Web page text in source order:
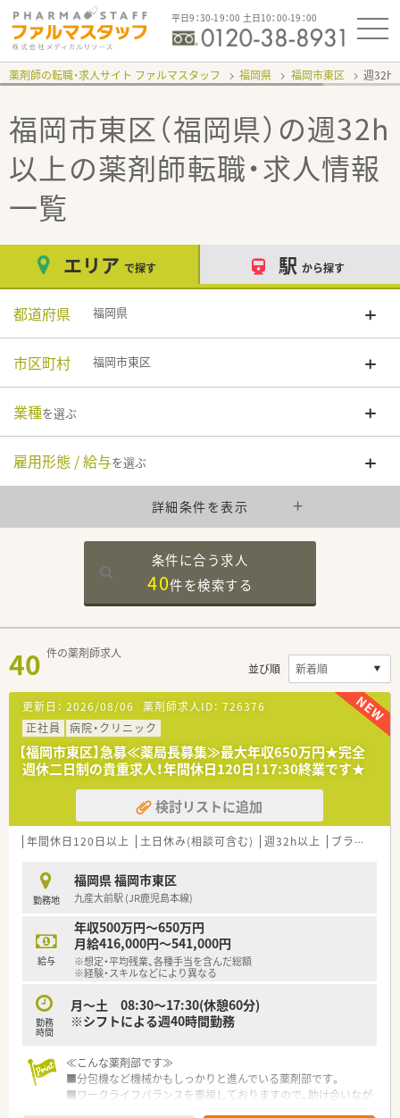
平日9：30-19：00 土日10：00-19：00
薬剤師の転職・求人サイト ファルマスタッフ 福岡県 福岡市東区 週32h
福岡市東区（福岡県）の週32h
以上の薬剤師転職・求人情報
一覧
エリア で探す 駅 から探す
都道府県 福岡県
市区町村 福岡市東区
業種を選ぶ
雇用形態 / 給与を選ぶ
詳細条件を表示
条件に合う求人
40件を検索する
40 件の薬剤師求人
並び順
更新日： 2026/08/06 薬剤師求人ID： 726376
正社員
病院・クリニック
【福岡市東区】急募≪薬局長募集≫最大年収650万円★完全
週休二日制の貴重求人！年間休日120日！17:30終業です★
検討リストに追加
年間休日120日以上 土日休み(相談可含む) 週32h以上 ブランク可
勤務地
福岡県 福岡市東区
九産大前駅 (JR鹿児島本線)
給与
年収500万円～650万円
月給416,000円～541,000円
※想定・平均残業、各種手当を含んだ総額
※経験・スキルなどにより異なる
勤務
時間
月～土 08:30～17:30(休憩60分)
※シフトによる週40時間勤務
≪こんな薬剤部です≫
■分包機など機械かもしっかりと進んでいる薬剤部です。
■ワークライフバランスを重視しておりますので、助け合いなが